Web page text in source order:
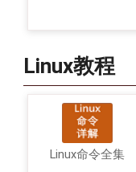
Linux教程
Linux命令全集